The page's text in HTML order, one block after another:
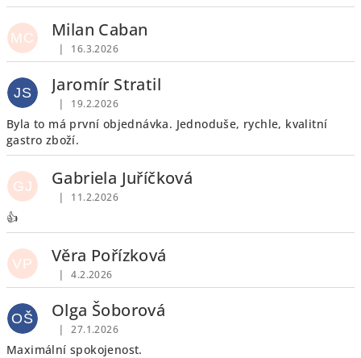
MC Milan Caban
Hodnocení obchodu je 5 z 5 hvězdiček.
| 16.3.2026
JS Jaromír Stratil
Hodnocení obchodu je 5 z 5 hvězdiček.
| 19.2.2026
Byla to má první objednávka. Jednoduše, rychle, kvalitní
gastro zboží.
GJ Gabriela Juříčková
Hodnocení obchodu je 5 z 5 hvězdiček.
| 11.2.2026
👍
VP Věra Pořízková
Hodnocení obchodu je 5 z 5 hvězdiček.
| 4.2.2026
OŠ Olga Šoborová
Hodnocení obchodu je 5 z 5 hvězdiček.
| 27.1.2026
Maximální spokojenost.